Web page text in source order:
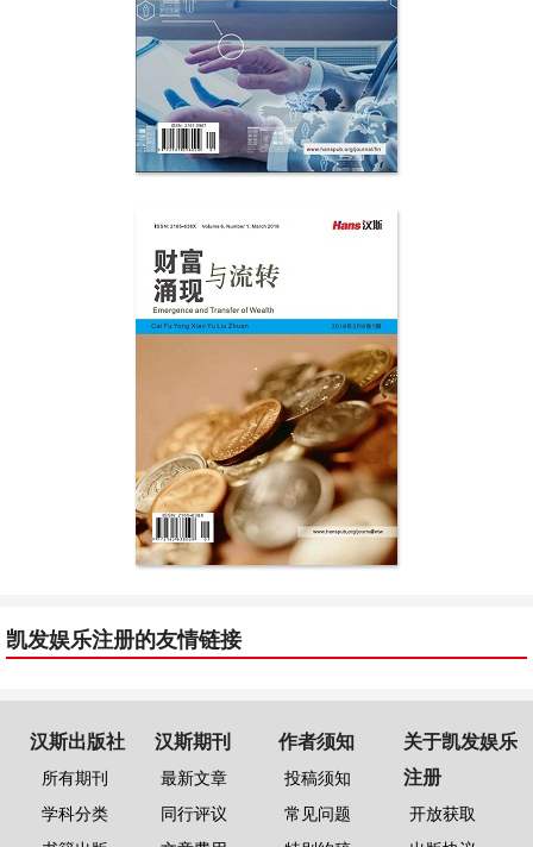
凯发娱乐注册的友情链接
汉斯出版社
所有期刊
学科分类
汉斯期刊
最新文章
同行评议
作者须知
投稿须知
常见问题
关于凯发娱乐
注册
开放获取